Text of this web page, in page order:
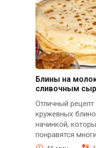
Блины на
сливочным
Отличный рецепт
кружевных
начинкой,
понравятся